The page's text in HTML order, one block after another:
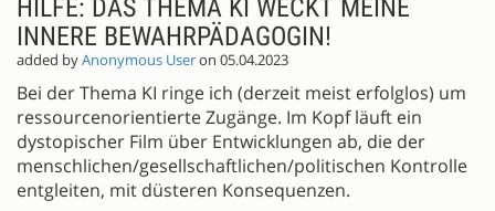
HILFE: DAS THEMA KI WECKT MEINE
INNERE BEWAHRPÄDAGOGIN!
added byAnonymous Useron 05.04.2023
Bei der Thema KI ringe ich (derzeit meist erfolglos) um
ressourcenorientierte Zugänge. Im Kopf läuft ein
dystopischer Film über Entwicklungen ab, die der
menschlichen/gesellschaftlichen/politischen Kontrolle
entgleiten, mit düsteren Konsequenzen.